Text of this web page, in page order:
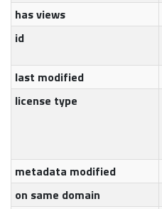
has views
id
last modified
license type
metadata modified
on same domain